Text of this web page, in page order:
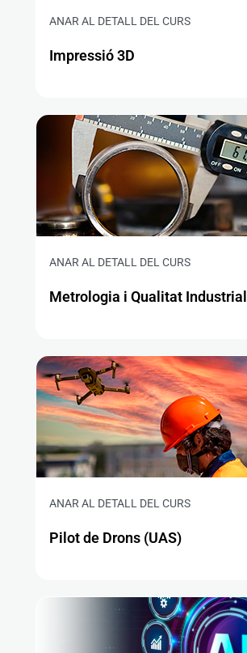
ANAR AL DETALL DEL CURS
Impressió 3D
ANAR AL DETALL DEL CURS
Metrologia i Qualitat Industrial
ANAR AL DETALL DEL CURS
Pilot de Drons (UAS)